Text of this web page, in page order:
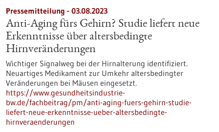
Pressemitteilung - 03.08.2023
Anti-Aging fürs Gehirn? Studie liefert neue
Erkenntnisse über altersbedingte
Hirnveränderungen
Wichtiger Signalweg bei der Hirnalterung identifiziert.
Neuartiges Medikament zur Umkehr altersbedingter
Veränderungen bei Mäusen eingesetzt.
https://www.gesundheitsindustrie-
bw.de/fachbeitrag/pm/anti-aging-fuers-gehirn-studie-
liefert-neue-erkenntnisse-ueber-altersbedingte-
hirnveraenderungen